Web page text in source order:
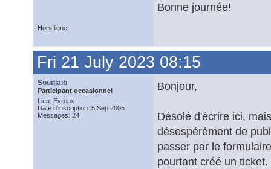
Bonne journée!
Hors ligne
Fri 21 July 2023 08:15
Soudjaib
Participant occasionnel
Lieu: Evreux
Date d'inscription: 5 Sep 2005
Messages: 24
Bonjour,
Désolé d'écrire ici,
désespérément de
passer par le
pourtant créé un